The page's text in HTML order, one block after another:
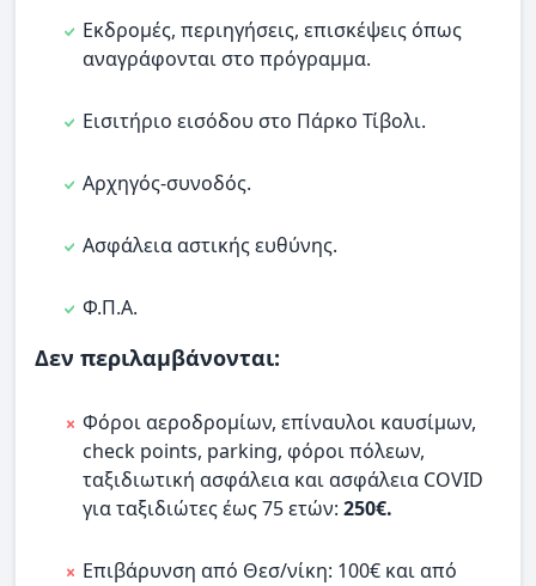
Εκδρομές, περιηγήσεις, επισκέψεις όπως
αναγράφονται στο πρόγραμμα.
Εισιτήριο εισόδου στο Πάρκο Τίβολι.
Αρχηγός-συνοδός.
Ασφάλεια αστικής ευθύνης.
Φ.Π.Α.
Δεν περιλαμβάνονται:
Φόροι αεροδρομίων, επίναυλοι καυσίμων,
check points, parking, φόροι πόλεων,
ταξιδιωτική ασφάλεια και ασφάλεια COVID
για ταξιδιώτες έως 75 ετών: 250€.
Επιβάρυνση από Θεσ/νίκη: 100€ και από